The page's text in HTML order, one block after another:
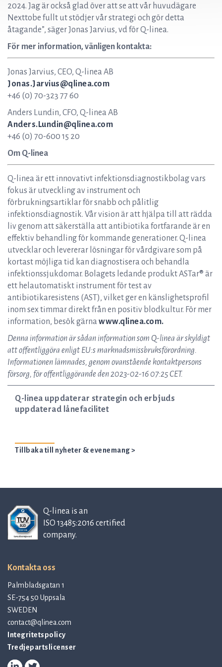
2024. Jag är också glad över att se att vår huvudägare
Nexttobe fullt ut stödjer vår strategi och gör detta
åtagande”, säger Jonas Jarvius, vd för Q-linea.
För mer information, vänligen kontakta:
Jonas Jarvius, CEO, Q-linea AB
Jonas.Jarvius@qlinea.com
+46 (0) 70-323 77 60
Anders Lundin, CFO, Q-linea AB
Anders.Lundin@qlinea.com
+46 (0) 70-600 15 20
Om Q-linea
Q-linea är ett innovativt infektionsdiagnostikbolag vars
fokus är utveckling av instrument och
förbrukningsartiklar för snabb och pålitlig
infektionsdiagnostik. Vår vision är att hjälpa till att rädda
liv genom att säkerställa att antibiotika fortfarande är en
effektiv behandling för kommande generationer. Q-linea
utvecklar och levererar lösningar för vårdgivare som på
kortast möjliga tid kan diagnostisera och behandla
infektionssjukdomar. Bolagets ledande produkt ASTar® är
ett helautomatiskt instrument för test av
antibiotikaresistens (AST), vilket ger en känslighetsprofil
inom sex timmar direkt från en positiv blodkultur. För mer
information, besök gärna www.qlinea.com.
Denna information är sådan information som Q-linea är skyldigt
att offentliggöra enligt EU:s marknadsmissbruksförordning.
Informationen lämnades, genom ovanstående kontaktpersons
försorg, för offentliggörande den 2023-02-16 07:25 CET.
Q-linea uppdaterar strategin och erbjuds
uppdaterad lånefacilitet
Tillbaka till nyheter & evenemang >
Q-linea is an
ISO 13485:2016 certified
company.
Kontakta oss
Palmbladsgatan 1
SE-754 50 Uppsala
SWEDEN
contact@qlinea.com
Integritetspolicy
Tredjepartslicenser